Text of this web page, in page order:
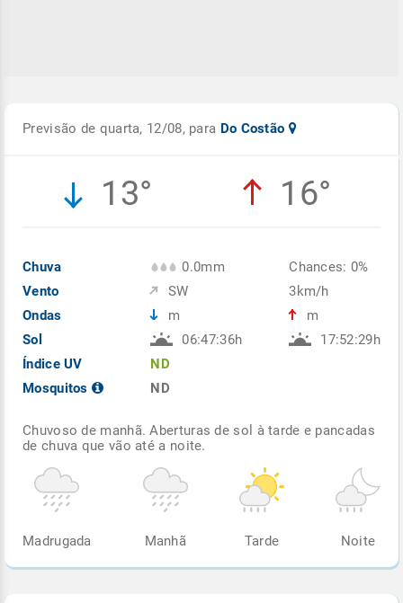
Previsão de quarta, 12/08, para Do Costão
13° 16°
Chuva
Vento
Ondas
Sol
Índice UV
Mosquitos
0.0mm
SW
m
06:47:36h
ND
ND
Chances: 0%
3km/h
m
17:52:29h
Chuvoso de manhã. Aberturas de sol à tarde e pancadas
de chuva que vão até a noite.
Madrugada Manhã Tarde Noite